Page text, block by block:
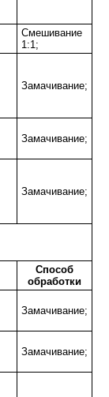
Смешивание
1:1;
Замачивание;
Замачивание;
Замачивание;
Способ
обработки
Замачивание;
Замачивание;